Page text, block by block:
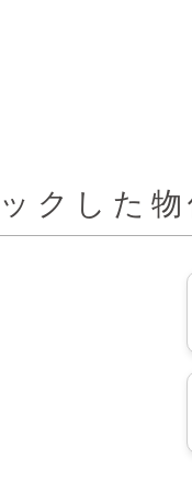
クした